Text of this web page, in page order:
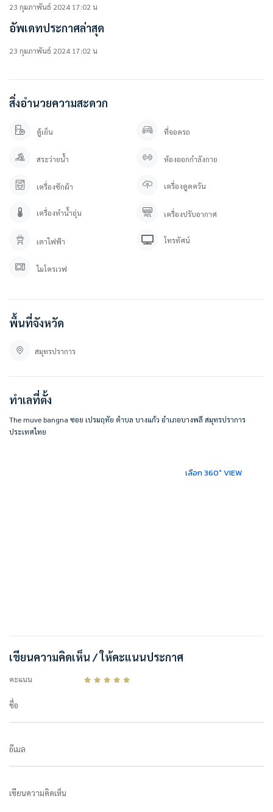
• ล็อบบี้
• ห้องประชุม
• ตู้กับข้าว
• ระเบียงสีเขียว
• ห้องจดหมาย
• สระว่ายน้ำ
• สนามเด็กเล่น
• อินเทอร์เน็ตไร้สายบนพื้นที่ส่วนกลาง
• ระบบรักษาความปลอดภัยตลอด 24 ชม.
————————–
สนใจติดต่อสอบถาม / นัดดู เข้ามาได้เลยค่ะ
คุณภัทร 0 9 3 – 5 4 6 2 9 7 9
ลิ้งค์แอดไลน์ : https://lin.ee/YfpvBtC
besthomecondocenter.com/contact-us/
บริษัท เบสท์โฮมคอนโด จำกัด
บริการรับฝากขาย/เช่า บ้าน คอนโด
เดอะ มูฟ บางนา THE MUVE Bangna
จังหวัดสมุทรปราการ, 41 ซอย เปรมฤทัย ตำบล บางแก้ว อำเภอ บางพลี จังหวัด
https://goo.gl/maps/iKVKAcHTdDQEqsSQ8
23 กุมภาพันธ์ 2024 17:02 น
อัพเดทประกาศล่าสุด
23 กุมภาพันธ์ 2024 17:02 น
สิ่งอำนวยความสะดวก
ตู้เย็น ที่จอดรถ
สระว่ายน้ำ ห้องออกกำลังกาย
เครื่องซักผ้า เครื่องดูดควัน
เครื่องทำน้ำอุ่น เครื่องปรับอากาศ
เตาไฟฟ้า โทรทัศน์
ไมโครเวฟ
พื้นที่จังหวัด
สมุทรปราการ
ทำเลที่ตั้ง
The muve bangna ซอย เปรมฤทัย ตำบล บางแก้ว อำเภอบางพลี สมุทรปราการ
ประเทศไทย
เลือก 360° VIEW
เขียนความคิดเห็น / ให้คะแนนประกาศ
คะแนน
ชื่อ
อีเมล
เขียนความคิดเห็น